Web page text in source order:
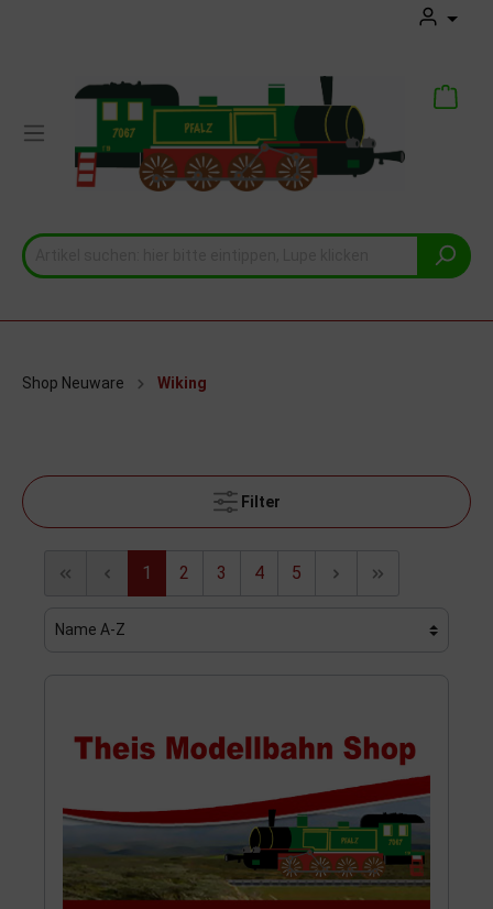
Shop Neuware Wiking
Filter
1 2 3 4 5